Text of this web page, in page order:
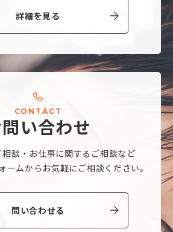
詳細を見る
CO N T A C T
問い合わせ
談・ お仕事に関するご相談など
ームから お気軽にご相談ください。
問い合わせる